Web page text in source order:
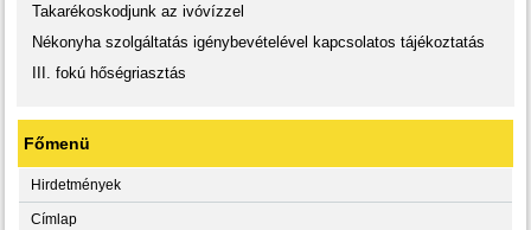
Takarékoskodjunk az ivóvízzel
Nékonyha szolgáltatás igénybevételével kapcsolatos tájékoztatás
III. fokú hőségriasztás
Főmenü
Hirdetmények
Címlap